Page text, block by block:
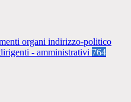
organi indirizzo-politico
- amministrativi 764